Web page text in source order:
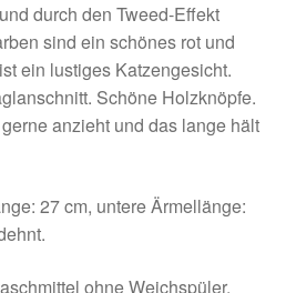
durch den Tweed-Effekt
sind ein schönes rot und
ein lustiges Katzengesicht.
Schöne Holzknöpfe.
anzieht und das lange hält
27 cm, untere Ärmellänge:
ohne Weichspüler.